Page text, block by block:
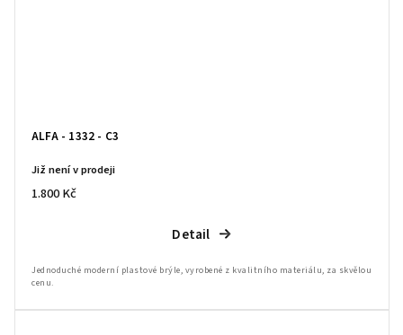
ALFA - 1332 - C3
Již není v prodeji
1.800 Kč
Detail
Jednoduché moderní plastové brýle, vyrobené z kvalitního materiálu, za skvělou